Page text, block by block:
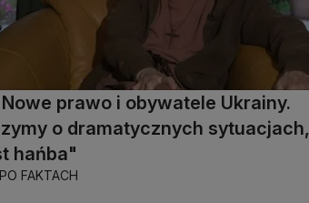
Nowe prawo i obywatele Ukrainy.
o dramatycznych sytuacjach,
hańba"
FAKTACH